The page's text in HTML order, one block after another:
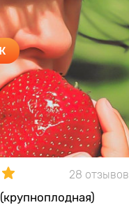
28 отзывов